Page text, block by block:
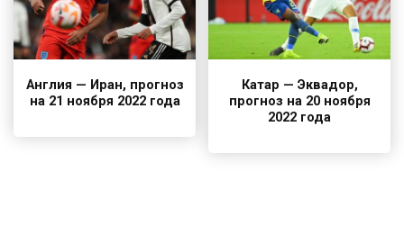
Англия — Иран, прогноз
на 21 ноября 2022 года
Катар — Эквадор,
прогноз на 20 ноября
2022 года